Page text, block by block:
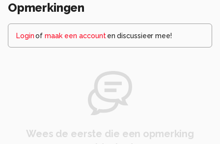
Opmerkingen
Loginof maak een account en discussieer mee!
Wees de eerste die een opmerking